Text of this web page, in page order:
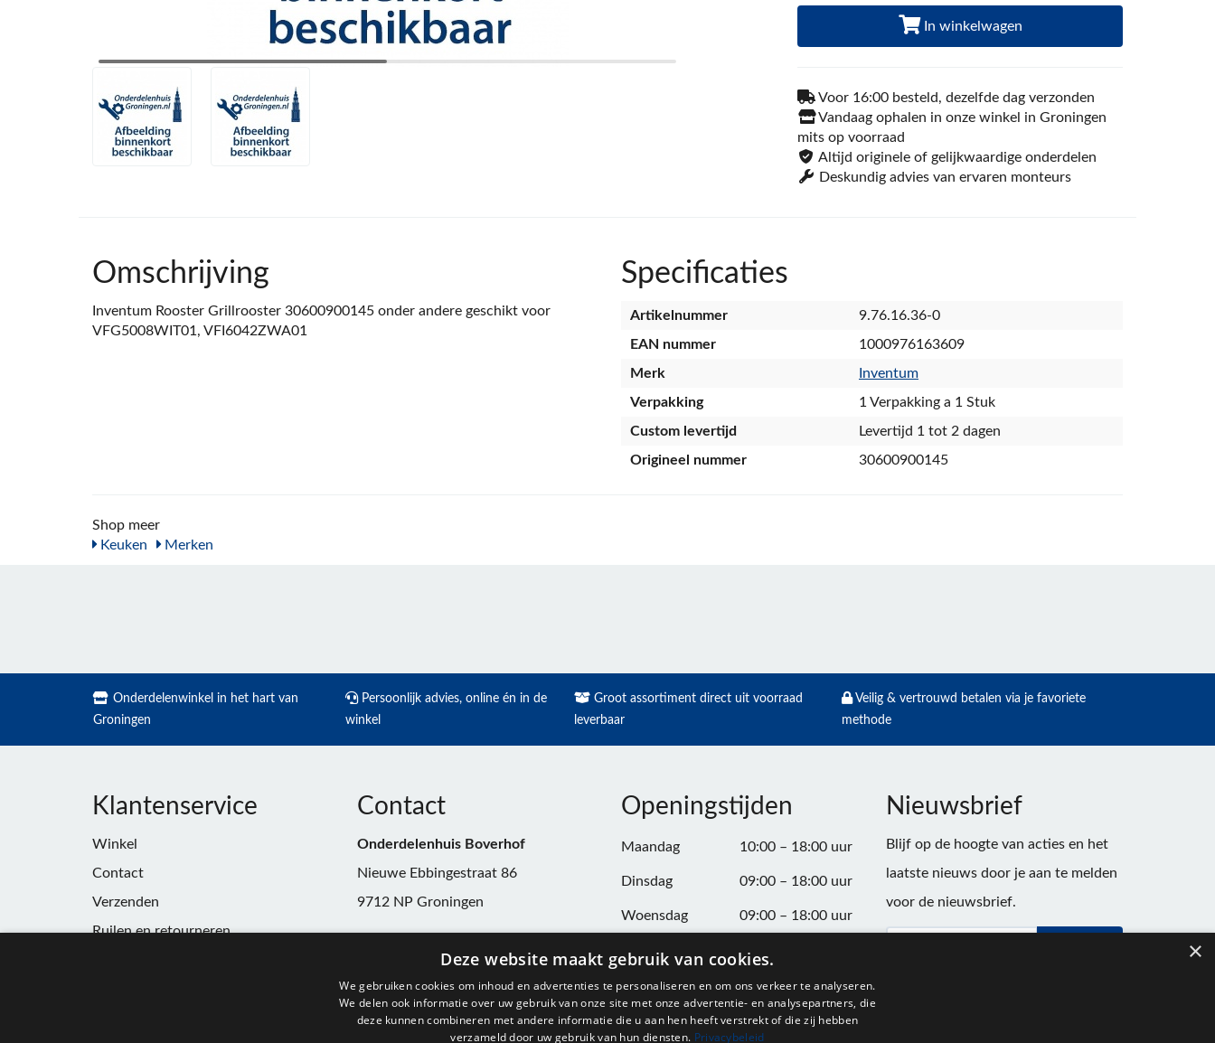
In winkelwagen
Voor 16:00 besteld, dezelfde dag verzonden
Vandaag ophalen in onze winkel in Groningen
mits op voorraad
Altijd originele of gelijkwaardige onderdelen
Deskundig advies van ervaren monteurs
Omschrijving
Inventum Rooster Grillrooster 30600900145 onder andere geschikt voor
VFG5008WIT01, VFI6042ZWA01
Specificaties
Artikelnummer
9.76.16.36-0
EAN nummer
1000976163609
Merk
Inventum
Verpakking
1 Verpakking a 1 Stuk
Custom levertijd
Levertijd 1 tot 2 dagen
Origineel nummer
30600900145
Shop meer
Keuken
Merken
Onderdelenwinkel in het hart van
Groningen
Persoonlijk advies, online én in de
winkel
Groot assortiment direct uit voorraad
leverbaar
Veilig & vertrouwd betalen via je favoriete
methode
Klantenservice
Winkel
Contact
Verzenden
Ruilen en retourneren
Contact
Onderdelenhuis Boverhof
Nieuwe Ebbingestraat 86
9712 NP Groningen
winkel@onderdelenhuisgroningen.nl
91037743
Openingstijden
Maandag 10:00 – 18:00 uur
Dinsdag 09:00 – 18:00 uur
Woensdag 09:00 – 18:00 uur
Donderdag 09:00 – 20:00 uur
Vrijdag 09:00 – 18:00 uur
Zaterdag 09:00 – 17:00 uur
Nieuwsbrief
Blijf op de hoogte van acties en het
laatste nieuws door je aan te melden
voor de nieuwsbrief.
×
Deze website maakt gebruik van cookies.
We gebruiken cookies om inhoud en advertenties te personaliseren en om ons verkeer te analyseren.
We delen ook informatie over uw gebruik van onze site met onze advertentie- en analysepartners, die
deze kunnen combineren met andere informatie die u aan hen heeft verstrekt of die zij hebben
verzameld door uw gebruik van hun diensten. Privacybeleid